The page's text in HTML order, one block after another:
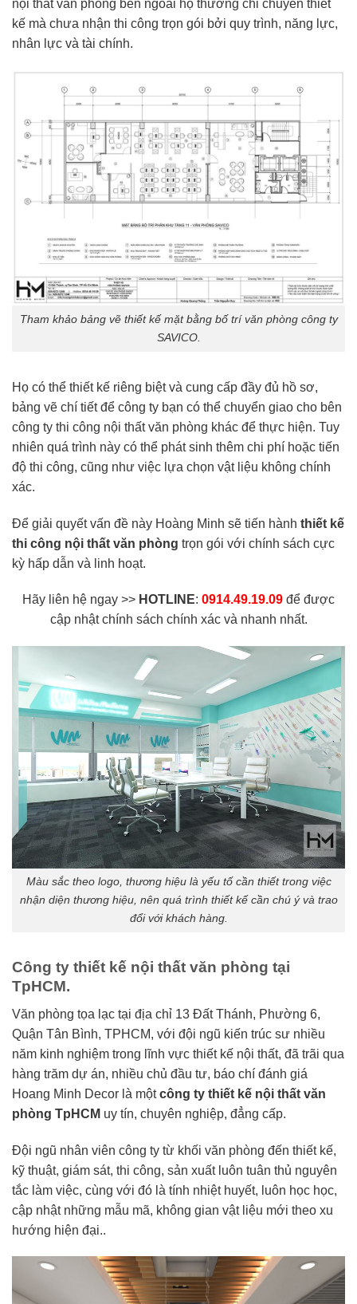
nội thất văn phòng bên ngoài họ thường chỉ chuyên thiết
kế mà chưa nhận thi công trọn gói bởi quy trình, năng lực,
nhân lực và tài chính.
Tham khảo bảng vẽ thiết kế mặt bằng bố trí văn phòng công ty
SAVICO.
Họ có thể thiết kế riêng biệt và cung cấp đầy đủ hồ sơ,
bảng vẽ chí tiết để công ty bạn có thể chuyển giao cho bên
công ty thi công nội thất văn phòng khác để thực hiện. Tuy
nhiên quá trình này có thể phát sinh thêm chi phí hoặc tiến
độ thi công, cũng như việc lựa chọn vật liệu không chính
xác.
Để giải quyết vấn đề này Hoàng Minh sẽ tiến hành thiết kế
thi công nội thất văn phòng trọn gói với chính sách cực
kỳ hấp dẫn và linh hoạt.
Hãy liên hệ ngay >> HOTLINE: 0914.49.19.09 để được
cập nhật chính sách chính xác và nhanh nhất.
Màu sắc theo logo, thương hiệu là yếu tố cần thiết trong việc
nhận diện thương hiệu, nên quá trình thiết kế cần chú ý và trao
đổi với khách hàng.
Công ty thiết kế nội thất văn phòng tại
TpHCM.
Văn phòng tọa lạc tại địa chỉ 13 Đất Thánh, Phường 6,
Quận Tân Bình, TPHCM, với đội ngũ kiến trúc sư nhiều
năm kinh nghiệm trong lĩnh vực thiết kế nội thất, đã trãi qua
hàng trăm dự án, nhiều chủ đầu tư, báo chí đánh giá
Hoang Minh Decor là mộtcông ty thiết kế nội thất văn
phòng TpHCM uy tín, chuyên nghiệp, đẳng cấp.
Đội ngũ nhân viên công ty từ khối văn phòng đến thiết kế,
kỹ thuật, giám sát, thi công, sản xuất luôn tuân thủ nguyên
tắc làm việc, cùng với đó là tính nhiệt huyết, luôn học học,
cập nhật những mẫu mã, không gian vật liệu mới theo xu
hướng hiện đại..